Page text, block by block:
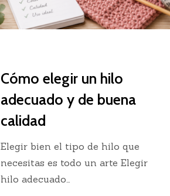
Cómo elegir un hilo
adecuado y de buena
calidad
Elegir bien el tipo de hilo que
necesitas es todo un arte Elegir
hilo adecuado…